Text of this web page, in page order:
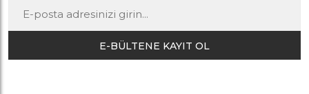
E-BÜLTENE KAYIT OL